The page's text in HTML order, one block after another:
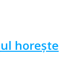
horește